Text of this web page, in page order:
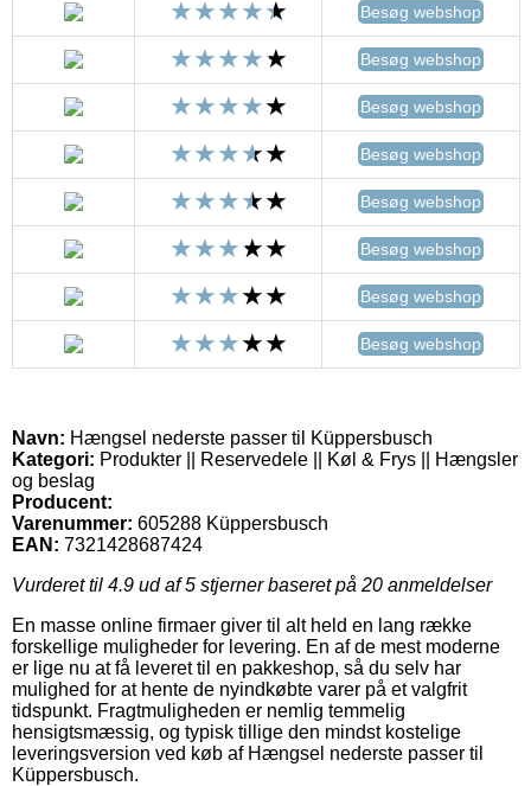
Besøg webshop
Besøg webshop
Besøg webshop
Besøg webshop
Besøg webshop
Besøg webshop
Besøg webshop
Besøg webshop
Navn: Hængsel nederste passer til Küppersbusch
Kategori: Produkter || Reservedele || Køl & Frys || Hængsler
og beslag
Producent:
Varenummer: 605288 Küppersbusch
EAN: 7321428687424
Vurderet til 4.9 ud af 5 stjerner baseret på 20 anmeldelser
En masse online firmaer giver til alt held en lang række
forskellige muligheder for levering. En af de mest moderne
er lige nu at få leveret til en pakkeshop, så du selv har
mulighed for at hente de nyindkøbte varer på et valgfrit
tidspunkt. Fragtmuligheden er nemlig temmelig
hensigtsmæssig, og typisk tillige den mindst kostelige
leveringsversion ved køb af Hængsel nederste passer til
Küppersbusch.